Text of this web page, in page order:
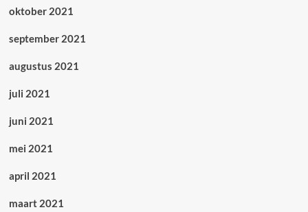
oktober 2021
september 2021
augustus 2021
juli 2021
juni 2021
mei 2021
april 2021
maart 2021